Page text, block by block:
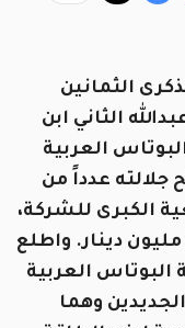
الثمانين
الثاني ابن
العربية
عدداً من
الكبرى للشركة،
بلغت كلفتها الإجمالية (75) مليون دينار. واطلع
البوتاس العربية
وهما